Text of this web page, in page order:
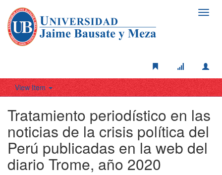
View Item
Tratamiento periodístico en las
noticias de la crisis política del
Perú publicadas en la web del
diario Trome, año 2020